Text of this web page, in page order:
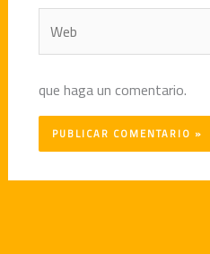
que haga un comentario.